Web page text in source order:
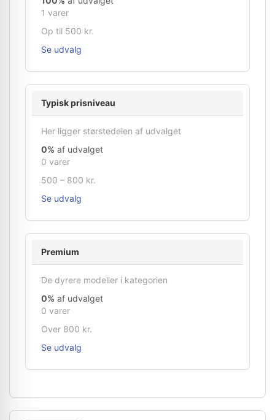
1 varer
Op til 500 kr.
Se udvalg
Typisk prisniveau
Her ligger størstedelen af udvalget
0% af udvalget
0 varer
500 – 800 kr.
Se udvalg
Premium
De dyrere modeller i kategorien
0% af udvalget
0 varer
Over 800 kr.
Se udvalg